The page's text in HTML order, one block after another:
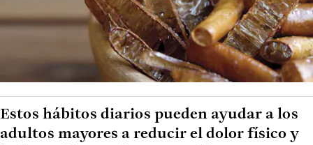
Estos hábitos diarios pueden ayudar a los
adultos mayores a reducir el dolor físico y